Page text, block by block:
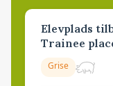
Elevplads
Trainee
Grise